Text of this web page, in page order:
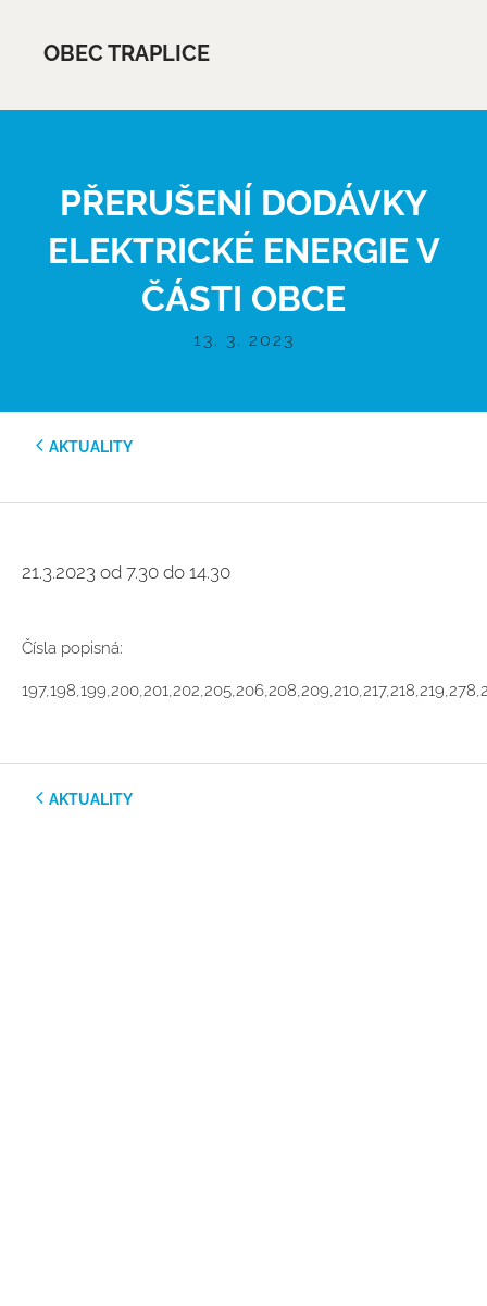
OBEC TRAPLICE
PŘERUŠENÍ DODÁVKY
ELEKTRICKÉ ENERGIE V
ČÁSTI OBCE
13. 3. 2023
AKTUALITY
21.3.2023 od 7.30 do 14.30
Čísla popisná:
AKTUALITY